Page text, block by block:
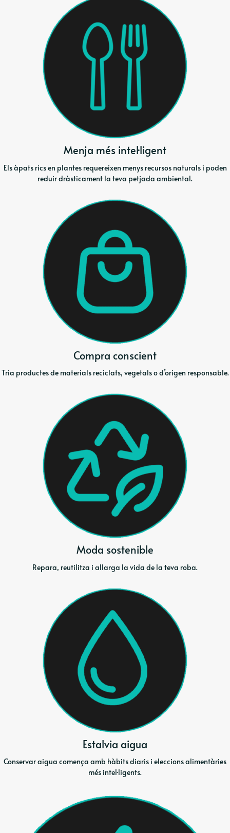
Menja més intel·ligent
Els àpats rics en plantes requereixen menys recursos naturals i poden
reduir dràsticament la teva petjada ambiental.
Compra conscient
Tria productes de materials reciclats, vegetals o d’origen responsable.
Moda sostenible
Repara, reutilitza i allarga la vida de la teva roba.
Estalvia aigua
Conservar aigua comença amb hàbits diaris i eleccions alimentàries
més intel·ligents.